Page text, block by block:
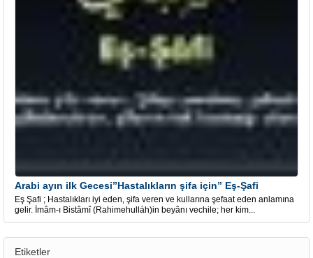
Arabi ayın ilk Gecesi”Hastalıkların şifa için” Eş-Şafi
Eş Şafi ; Hastalıkları iyi eden, şifa veren ve kullarına şefaat eden anlamına
gelir. İmâm-ı Bistâmî (Rahimehulláh)in beyânı vechile; her kim...
Etiketler